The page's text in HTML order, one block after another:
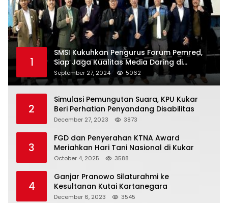
1
SMSI Kukuhkan Pengurus Forum Pemred,
Siap Jaga Kualitas Media Daring di
Indonesia
September 27, 2024 5062
2
Simulasi Pemungutan Suara, KPU Kukar
Beri Perhatian Penyandang Disabilitas
December 27, 2023 3873
3
FGD dan Penyerahan KTNA Award
Meriahkan Hari Tani Nasional di Kukar
October 4, 2025 3588
4
Ganjar Pranowo Silaturahmi ke
Kesultanan Kutai Kartanegara
December 6, 2023 3545